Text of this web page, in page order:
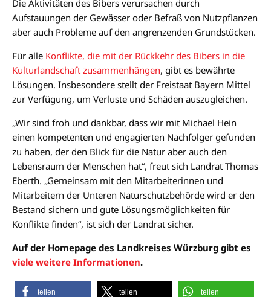
Die Aktivitäten des Bibers verursachen durch
Aufstauungen der Gewässer oder Befraß von Nutzpflanzen
aber auch Probleme auf den angrenzenden Grundstücken.
Für alle Konflikte, die mit der Rückkehr des Bibers in die
Kulturlandschaft zusammenhängen, gibt es bewährte
Lösungen. Insbesondere stellt der Freistaat Bayern Mittel
zur Verfügung, um Verluste und Schäden auszugleichen.
„Wir sind froh und dankbar, dass wir mit Michael Hein
einen kompetenten und engagierten Nachfolger gefunden
zu haben, der den Blick für die Natur aber auch den
Lebensraum der Menschen hat“, freut sich Landrat Thomas
Eberth. „Gemeinsam mit den Mitarbeiterinnen und
Mitarbeitern der Unteren Naturschutzbehörde wird er den
Bestand sichern und gute Lösungsmöglichkeiten für
Konflikte finden“, ist sich der Landrat sicher.
Auf der Homepage des Landkreises Würzburg gibt es
viele weitere Informationen.
teilen teilen teilen